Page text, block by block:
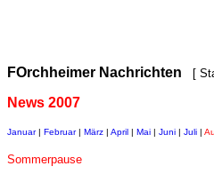
FOrchheimer Nachrichten [
News 2007
Januar| Februar| März | April | Mai | Juni | Juli |
Sommerpause